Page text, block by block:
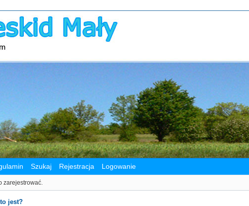
Szukaj Rejestracja Logowanie
zarejestrować.
jest?